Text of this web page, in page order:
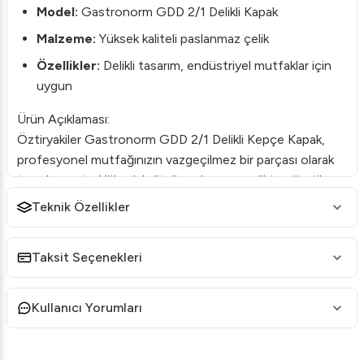
Model: Gastronorm GDD 2/1 Delikli Kapak
Malzeme: Yüksek kaliteli paslanmaz çelik
Özellikler: Delikli tasarım, endüstriyel mutfaklar için
uygun
Ürün Açıklaması:
Öztiryakiler Gastronorm GDD 2/1 Delikli Kepçe Kapak,
profesyonel mutfağınızın vazgeçilmez bir parçası olarak
tasarlanmıştır. Yüksek kaliteli paslanmaz çelikten üretilen
bu kapak, dayanıklılığı ve uzun ömürlülüğü ile dikkat çeker.
yiyeceklerinizi mükemmel bir şekilde kapatır ve tazeliklerini
korur.
Güvenilir ve kaliteli mutfak ekipmanları
Teknik Özellikler
Taksit Seçenekleri
Kullanıcı Yorumları